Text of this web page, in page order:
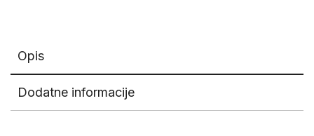
Opis
Dodatne informacije